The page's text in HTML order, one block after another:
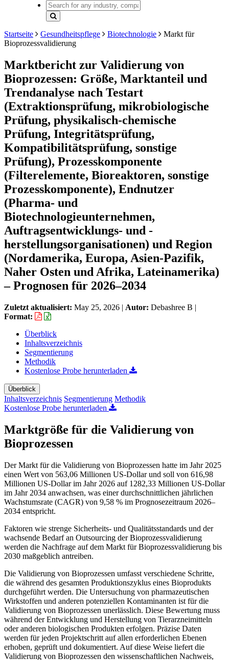
Startseite Gesundheitspflege Biotechnologie
Markt für
Bioprozessvalidierung
Marktbericht zur Validierung von
Bioprozessen: Größe, Marktanteil und
Trendanalyse nach Testart
(Extraktionsprüfung, mikrobiologische
Prüfung, physikalisch-chemische
Prüfung, Integritätsprüfung,
Kompatibilitätsprüfung, sonstige
Prüfung), Prozesskomponente
(Filterelemente, Bioreaktoren, sonstige
Prozesskomponente), Endnutzer
(Pharma- und
Biotechnologieunternehmen,
Auftragsentwicklungs- und -
herstellungsorganisationen) und Region
(Nordamerika, Europa, Asien-Pazifik,
Naher Osten und Afrika, Lateinamerika)
– Prognosen für 2026–2034
Zuletzt aktualisiert: May 25, 2026 | Autor: Debashree B |
Format:
Überblick
Inhaltsverzeichnis
Segmentierung
Methodik
Kostenlose Probe herunterladen
Überblick
Inhaltsverzeichnis Segmentierung Methodik
Kostenlose Probe herunterladen
Marktgröße für die Validierung von
Bioprozessen
Der Markt für die Validierung von Bioprozessen hatte im Jahr 2025
einen Wert von 563,06 Millionen US-Dollar und soll von 616,98
Millionen US-Dollar im Jahr 2026 auf 1282,33 Millionen US-Dollar
im Jahr 2034 anwachsen, was einer durchschnittlichen jährlichen
Wachstumsrate (CAGR) von 9,58 % im Prognosezeitraum 2026–
2034 entspricht.
Faktoren wie strenge Sicherheits- und Qualitätsstandards und der
wachsende Bedarf an Outsourcing der Bioprozessvalidierung
werden die Nachfrage auf dem Markt für Bioprozessvalidierung bis
2030 maßgeblich antreiben.
Die Validierung von Bioprozessen umfasst verschiedene Schritte,
die während des gesamten Produktionszyklus eines Bioprodukts
durchgeführt werden. Die Untersuchung von pharmazeutischen
Wirkstoffen und anderen potenziellen Kontaminanten ist für die
Validierung von Bioprozessen unerlässlich. Diese Bewertung muss
während der Entwicklung und Herstellung von Tierarzneimitteln
oder anderen biologischen Produkten erfolgen. Präzise Daten
werden für jeden Projektschritt auf allen erforderlichen Ebenen
erhoben, geprüft und dokumentiert. Auf diese Weise liefert die
Validierung von Bioprozessen den wissenschaftlichen Nachweis,